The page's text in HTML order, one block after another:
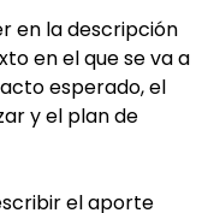
en la descripción
en el que se va a
esperado, el
y el plan de
el aporte